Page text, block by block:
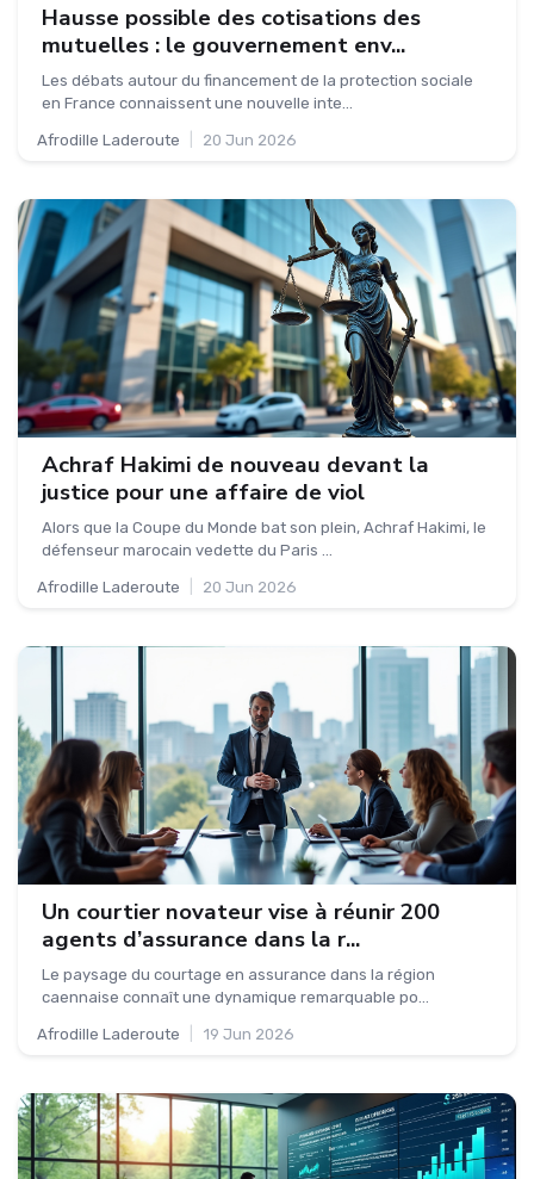
Hausse possible des cotisations des
mutuelles : le gouvernement env...
Les débats autour du financement de la protection sociale
en France connaissent une nouvelle inte...
Afrodille Laderoute 20 Jun 2026
Achraf Hakimi de nouveau devant la
justice pour une affaire de viol
Alors que la Coupe du Monde bat son plein, Achraf Hakimi, le
défenseur marocain vedette du Paris ...
Afrodille Laderoute 20 Jun 2026
Un courtier novateur vise à réunir 200
agents d’assurance dans la r...
Le paysage du courtage en assurance dans la région
caennaise connaît une dynamique remarquable po...
Afrodille Laderoute 19 Jun 2026